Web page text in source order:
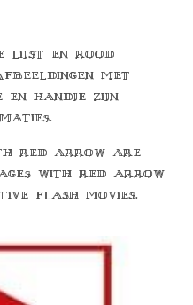
lijst en rood
met
handje zijn
red arrow are
with red arrow
flash movies.